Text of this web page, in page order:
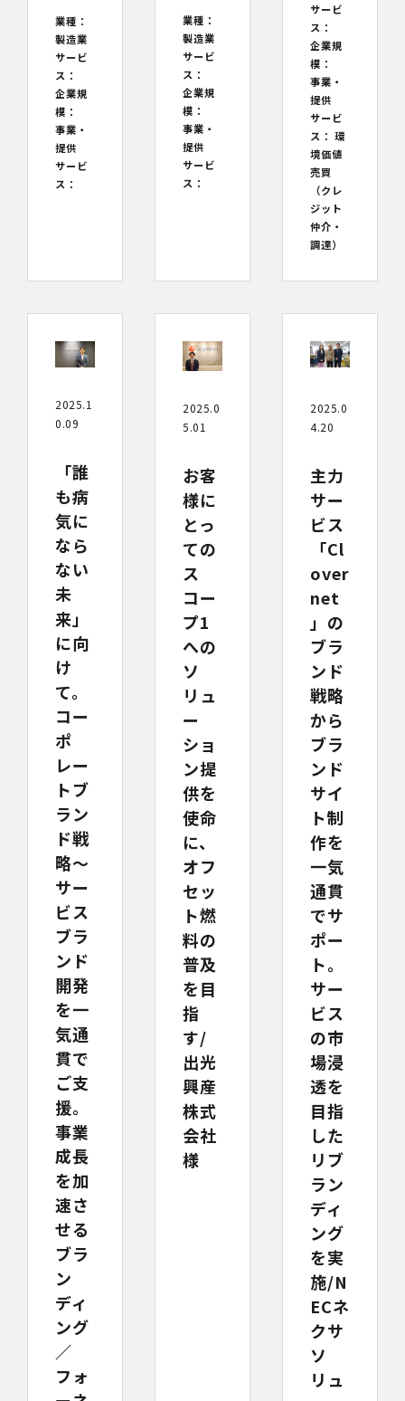
業種：
製造業
サービ
ス：
企業規
模：
事業・
提供
サービ
ス：
業種：
製造業
サービ
ス：
企業規
模：
事業・
提供
サービ
ス：
サービ
ス：
企業規
模：
事業・
提供
サービ
ス： 環
境価値
売買
（クレ
ジット
仲介・
調達）
2025.1
0.09
「誰
も病
気に
なら
ない
未
来」
に向
け
て。
コー
ポ
レー
トブ
ラン
ド戦
略～
サー
ビス
ブラ
ンド
開発
を一
気通
貫で
ご支
援。
事業
成長
を加
速さ
せる
ブラ
ン
ディ
ング
／
フォ
2025.0
5.01
お客
様に
とっ
ての
ス
コー
プ1
への
ソ
リュ
ー
ショ
ン提
供を
使命
に、
オフ
セッ
ト燃
料の
普及
を目
指
す/
出光
興産
株式
会社
様
2025.0
4.20
主力
サー
ビス
「Cl
over
net
」の
ブラ
ンド
戦略
から
ブラ
ンド
サイ
ト制
作を
一気
通貫
でサ
ポー
ト。
サー
ビス
の市
場浸
透を
目指
した
リブ
ラン
ディ
ング
を実
施/N
ECネ
クサ
ソ
リュ